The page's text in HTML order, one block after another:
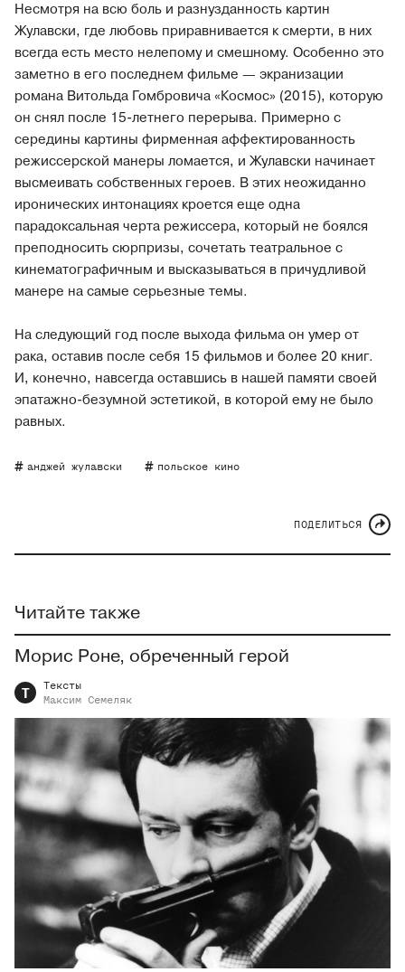
Несмотря на всю боль и разнузданность картин
Жулавски, где любовь приравнивается к смерти, в них
всегда есть место нелепому и смешному. Особенно это
заметно в его последнем фильме — экранизации
романа Витольда Гомбровича «Космос» (2015), которую
он снял после 15-летнего перерыва. Примерно с
середины картины фирменная аффектированность
режиссерской манеры ломается, и Жулавски начинает
высмеивать собственных героев. В этих неожиданно
иронических интонациях кроется еще одна
парадоксальная черта режиссера, который не боялся
преподносить сюрпризы, сочетать театральное с
кинематографичным и высказываться в причудливой
манере на самые серьезные темы.
На следующий год после выхода фильма он умер от
рака, оставив после себя 15 фильмов и более 20 книг.
И, конечно, навсегда оставшись в нашей памяти своей
эпатажно-безумной эстетикой, в которой ему не было
равных.
анджей жулавски польское кино
ПОДЕЛИТЬСЯ
Читайте также
Морис Роне, обреченный герой
Т
Тексты
Максим
Семеляк